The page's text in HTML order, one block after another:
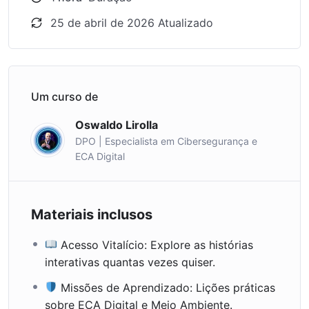
ecossistemas como o manguezal e
descobertas sobre a vida selvagem.
Leitura em Família:Momentos de
conexão entre pais e filhos através de
EcoAprenderpara todas as famílias que
acreditam que a educação é a base para um
futuro mais seguro e sustentável.
25 de abril de 2026 Atualizado
Um curso de
Oswaldo Lirolla
DPO | Especialista em Cibersegurança e
ECA Digital
Materiais inclusos
Acesso Vitalício: Explore as histórias
interativas quantas vezes quiser.
Missões de Aprendizado: Lições práticas
sobre ECA Digital e Meio Ambiente.